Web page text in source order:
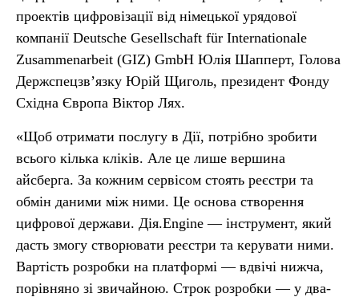
проектів цифровізації від німецької урядової
компанії Deutsche Gesellschaft für Internationale
Zusammenarbeit (GIZ) GmbH Юлія Шапперт, Голова
Держспецзв’язку Юрій Щиголь, президент Фонду
Східна Європа Віктор Лях.
«Щоб отримати послугу в Дії, потрібно зробити
всього кілька кліків. Але це лише вершина
айсберга. За кожним сервісом стоять реєстри та
обмін даними між ними. Це основа створення
цифрової держави. Дія.Engine — інструмент, який
дасть змогу створювати реєстри та керувати ними.
Вартість розробки на платформі — вдвічі нижча,
порівняно зі звичайною. Строк розробки — у два-